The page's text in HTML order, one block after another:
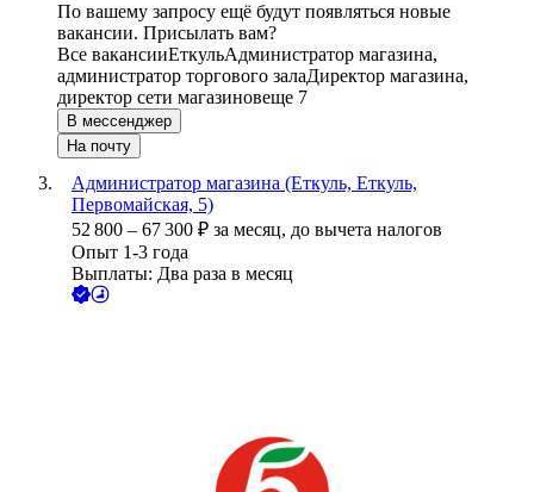
По вашему запросу ещё будут появляться новые
вакансии. Присылать вам?
Все вакансииЕткульАдминистратор магазина,
администратор торгового залаДиректор магазина,
директор сети магазиновеще 7
В мессенджер
На почту
Администратор магазина (Еткуль, Еткуль,
Первомайская, 5)
52 800 – 67 300 ₽ за месяц, до вычета налогов
Опыт 1-3 года
Выплаты: Два раза в месяц